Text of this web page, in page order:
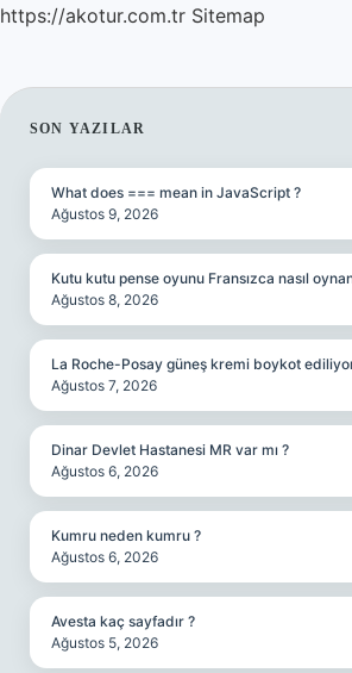
https://akotur.com.tr Sitemap
SIDEBAR
SON YAZILAR
What does === mean in JavaScript ?
Ağustos 9, 2026
Kutu kutu pense oyunu Fransızca nasıl
Ağustos 8, 2026
La Roche-Posay güneş kremi boykot
Ağustos 7, 2026
Dinar Devlet Hastanesi MR var mı ?
Ağustos 6, 2026
Kumru neden kumru ?
Ağustos 6, 2026
Avesta kaç sayfadır ?
Ağustos 5, 2026